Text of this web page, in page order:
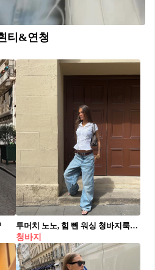
티&연청
투머치 노노, 힘 뺀 워싱 청바지룩👖 힘 뺀 코디로 감성 챙기기, 워싱 들어간 청바지로 완성해 보세요💙
청바지